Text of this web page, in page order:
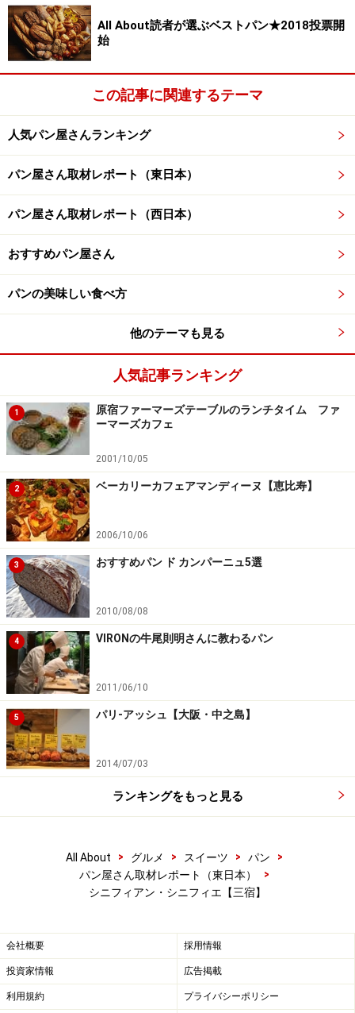
All About読者が選ぶベストパン★2018投票開
始
この記事に関連するテーマ
人気パン屋さんランキング
パン屋さん取材レポート（東日本）
パン屋さん取材レポート（西日本）
おすすめパン屋さん
パンの美味しい食べ方
他のテーマも見る
人気記事ランキング
1
原宿ファーマーズテーブルのランチタイム ファ
ーマーズカフェ
2001/10/05
2 ベーカリーカフェアマンディーヌ【恵比寿】
2006/10/06
3 おすすめパン ド カンパーニュ5選
2010/08/08
4 VIRONの牛尾則明さんに教わるパン
2011/06/10
5 パリ-アッシュ【大阪・中之島】
2014/07/03
ランキングをもっと見る
All About > グルメ > スイーツ > パン
>
パン屋さん取材レポート（東日本）
>
シニフィアン・シニフィエ【三宿】
会社概要 採用情報
投資家情報 広告掲載
利用規約 プライバシーポリシー